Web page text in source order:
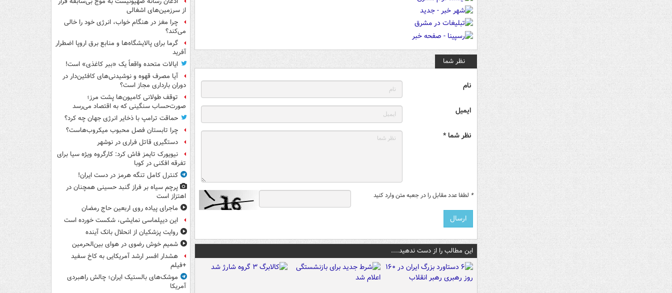
نظر شما
نام
ایمیل
نظر شما *
* لطفا عدد مقابل را در جعبه متن وارد کنید
این مطالب را از دست ندهید....
از سرزمین‌های اشغالی
چرا مغز در هنگام خواب، انرژی خود را خالی
می‌کند؟
گرما برای پالایشگاه‌ها و منابع برق اروپا اضطرار
آفرید
ایالات متحده واقعاً یک «ببر کاغذی» است!
آیا مصرف قهوه و نوشیدنی‌های کافئین‌دار در
دوران بارداری مجاز است؟
توقف طولانی کامیون‌ها پشت مرز؛
صورت‌حساب سنگینی که به اقتصاد می‌رسد
حماقت ترامپ با ذخایر انرژی جهان چه کرد؟
چرا تابستان فصل محبوب میکروب‌هاست؟
دستگیری قاتل فراری در نوشهر
نیویورک تایمز فاش کرد: کارگروه ویژه سیا برای
تفرقه افکنی در کوبا
کنترل کامل تنگه هرمز در دست ایران!
پرچم سیاه بر فراز گنبد حسینی همچنان در
اهتزاز است
ماجرای پیاده روی اربعین حاج رمضان
این دیپلماسی نمایشی، شکست خورده است
روایت پزشکیان از انحلال بانک آینده
شمیم خوش رضوی در هوای بین‌الحرمین
هشدار افسر ارشد آمریکایی به کاخ سفید
+فیلم
موشک‌های بالستیک ایران؛ چالش راهبردی
آمریکا